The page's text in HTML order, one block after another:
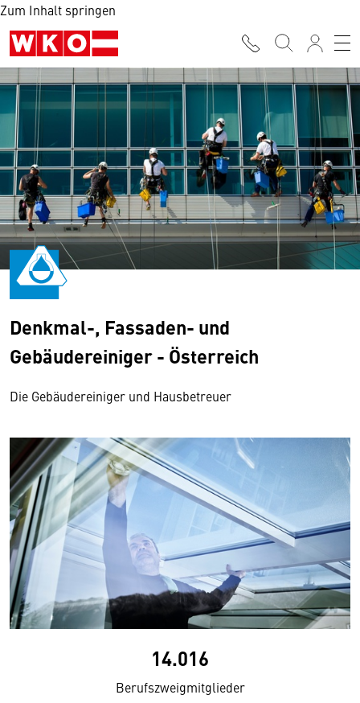
Zum Inhalt springen
Denkmal-, Fassaden- und
Gebäudereiniger - Österreich
Die Gebäudereiniger und Hausbetreuer
14.016
Berufszweigmitglieder